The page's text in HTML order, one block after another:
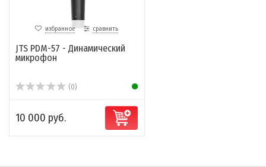
избранное сравнить
JTS PDM-57 - Динамический
микрофон
(0)
10 000 руб.